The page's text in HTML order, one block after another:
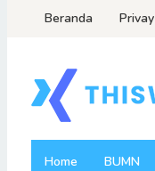
Beranda
Home BUMN